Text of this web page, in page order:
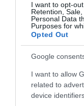
I want to opt-
Retention,
Personal Data
Purposes for
Opted Out
Google
I want to allow
related to
device
01.05.2023
Νυχτερινό
ωράριο